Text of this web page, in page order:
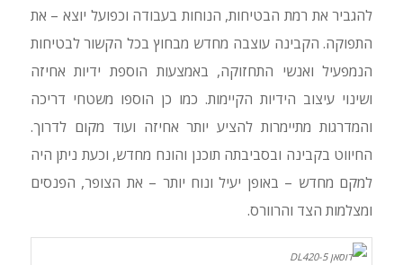
להגביר את רמת הבטיחות, הנוחות בעבודה וכפועל יוצא – את
התפוקה. הקבינה עוצבה מחדש מבחוץ בכל הקשור לבטיחות
הנמפעיל ואנשי התחזוקה, באמצעות הוספת ידיות אחיזה
ושינוי עיצוב הידיות הקיימות. כמו כן הוספו משטחי דריכה
והמדרגות מתיימרות להציע יותר אחיזה ועוד מקום לדרוך.
החיווט בקבינה ובסביבתה תוכנן והונח מחדש, וכעת ניתן היה
למקם מחדש – באופן יעיל ונוח יותר – את הצופר, הפנסים
ומצלמות הצד והרוורס.